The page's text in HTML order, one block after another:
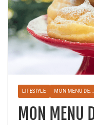
LIFESTYLE MON MENU DE...
MON MENU